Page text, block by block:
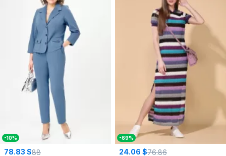
-10%
78.83 $88
-69%
24.06 $76.86